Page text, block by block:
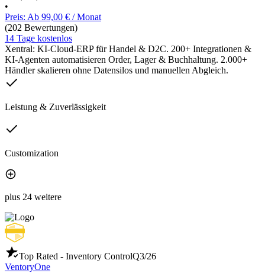
•
Preis: Ab 99,00 € / Monat
(202 Bewertungen)
14 Tage kostenlos
Xentral: KI-Cloud-ERP für Handel & D2C. 200+ Integrationen &
KI-Agenten automatisieren Order, Lager & Buchhaltung. 2.000+
Händler skalieren ohne Datensilos und manuellen Abgleich.
Leistung & Zuverlässigkeit
Customization
plus 24 weitere
Top Rated - Inventory ControlQ3/26
VentoryOne